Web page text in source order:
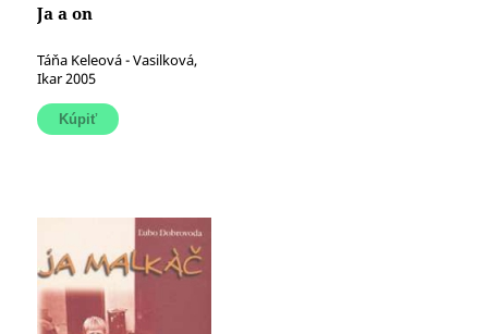
Ja a on
Táňa Keleová - Vasilková,
Ikar 2005